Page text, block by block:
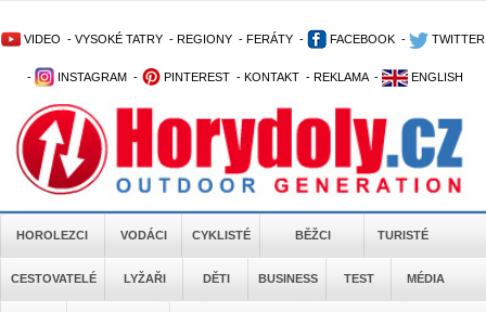
VIDEO - VYSOKÉ TATRY - REGIONY - FERÁTY - FACEBOOK - TWITTER
- INSTAGRAM - PINTEREST - KONTAKT - REKLAMA - ENGLISH
HOROLEZCI VODÁCI CYKLISTÉ BĚŽCI TURISTÉ
CESTOVATELÉ LYŽAŘI DĚTI BUSINESS TEST MÉDIA